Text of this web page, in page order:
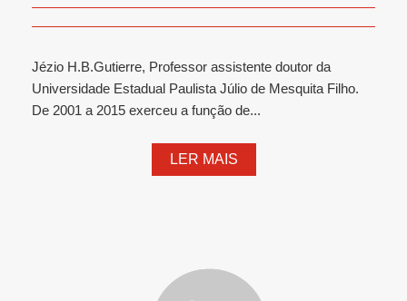
Jézio H.B.Gutierre, Professor assistente doutor da
Universidade Estadual Paulista Júlio de Mesquita Filho.
De 2001 a 2015 exerceu a função de...
LER MAIS